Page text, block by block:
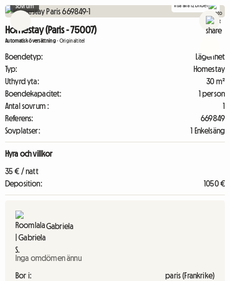
Sovrum Visa alla 12 bilder
Homestay (Paris - 75007)
Automatisk översättning-Originaltitel
Boendetyp:
Lägenhet
Typ:
Homestay
Uthyrd yta:
30 m²
Boendekapacitet:
1 person
Antal sovrum :
1
Referens:
669849
Sovplatser:
1 Enkelsäng
Hyra och villkor
35 € / natt
Deposition:
1050 €
Gabriela
Inga omdömen ännu
Bor i:
paris (Frankrike)